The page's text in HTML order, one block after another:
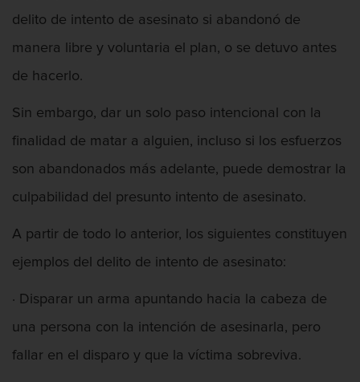
Violación estatutaria
Delitos Violentos
Aumento de Sentencia Para Pandillas
Disuadir a un Testigo
Homicidio
Homicidio Involuntario
DUI
delito de intento de asesinato si abandonó de
manera libre y voluntaria el plan, o se detuvo antes
de hacerlo.
Sin embargo, dar un solo paso intencional con la
finalidad de matar a alguien, incluso si los esfuerzos
son abandonados más adelante, puede demostrar la
culpabilidad del presunto intento de asesinato.
A partir de todo lo anterior, los siguientes constituyen
ejemplos del delito de intento de asesinato:
· Disparar un arma apuntando hacia la cabeza de
una persona con la intención de asesinarla, pero
fallar en el disparo y que la víctima sobreviva.